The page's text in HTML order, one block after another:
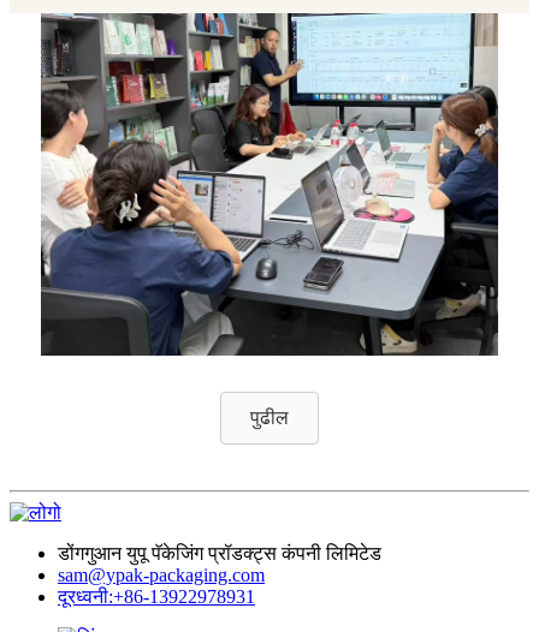
पुढील
डोंगगुआन युपू पॅकेजिंग प्रॉडक्ट्स कंपनी लिमिटेड
sam@ypak-packaging.com
दूरध्वनी:+86-13922978931